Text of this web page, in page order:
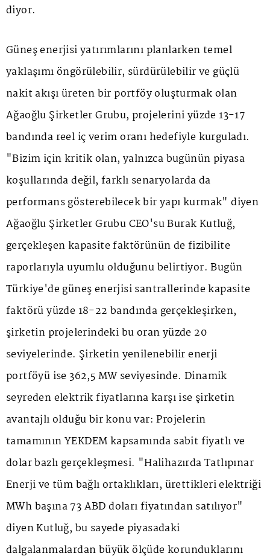
diyor.
Güneş enerjisi yatırımlarını planlarken temel
yaklaşımı öngörülebilir, sürdürülebilir ve güçlü
nakit akışı üreten bir portföy oluşturmak olan
Ağaoğlu Şirketler Grubu, projelerini yüzde 13-17
bandında reel iç verim oranı hedefiyle kurguladı.
"Bizim için kritik olan, yalnızca bugünün piyasa
koşullarında değil, farklı senaryolarda da
performans gösterebilecek bir yapı kurmak" diyen
Ağaoğlu Şirketler Grubu CEO'su Burak Kutluğ,
gerçekleşen kapasite faktörünün de fizibilite
raporlarıyla uyumlu olduğunu belirtiyor. Bugün
Türkiye'de güneş enerjisi santrallerinde kapasite
faktörü yüzde 18-22 bandında gerçekleşirken,
şirketin projelerindeki bu oran yüzde 20
seviyelerinde. Şirketin yenilenebilir enerji
portföyü ise 362,5 MW seviyesinde. Dinamik
seyreden elektrik fiyatlarına karşı ise şirketin
avantajlı olduğu bir konu var: Projelerin
tamamının YEKDEM kapsamında sabit fiyatlı ve
dolar bazlı gerçekleşmesi. "Halihazırda Tatlıpınar
Enerji ve tüm bağlı ortaklıkları, ürettikleri elektriği
MWh başına 73 ABD doları fiyatından satılıyor"
diyen Kutluğ, bu sayede piyasadaki
dalgalanmalardan büyük ölçüde korunduklarını